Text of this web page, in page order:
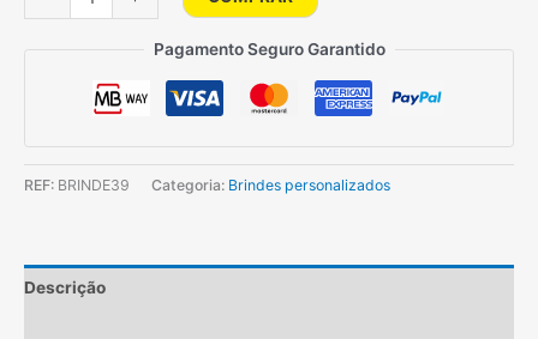
de
Conjunto
madeira
Pagamento Seguro Garantido
REF: BRINDE39 Categoria: Brindes personalizados
Descrição